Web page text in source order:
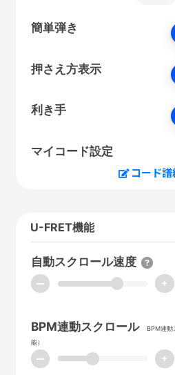
簡単弾き
押さえ方表示
利き手
マイコード設定
コード譜
U-FRET機能
自動スクロール速度
ー +
BPM連動スクロール
BPM連動
能）
ー +